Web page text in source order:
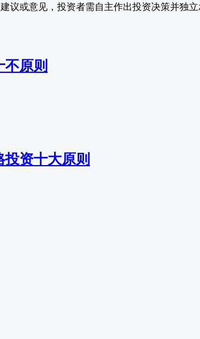
议或意见，投资者需自主作出投资决策并独立
原则
资十大原则